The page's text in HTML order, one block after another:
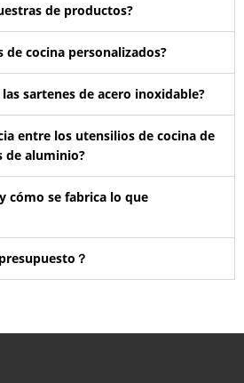
de productos?
de cocina personalizados?
sartenes de acero inoxidable?
entre los utensilios de cocina de
de aluminio?
cómo se fabrica lo que
？